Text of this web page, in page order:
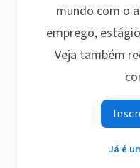
mundo com o
emprego,
Veja também
Já é